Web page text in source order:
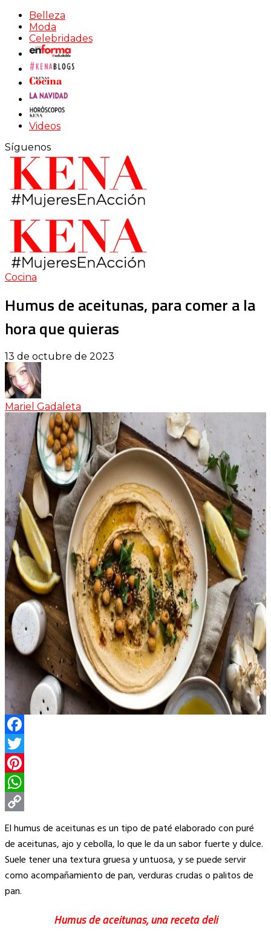
Belleza
Moda
Celebridades
Videos
Síguenos
Cocina
Humus de aceitunas, para comer a la
hora que quieras
13 de octubre de 2023
Mariel Gadaleta
Facebook
Twitter
Pinterest
WhatsApp
Copy
Link
El humus de aceitunas es un tipo de paté elaborado con puré
de aceitunas, ajo y cebolla, lo que le da un sabor fuerte y dulce.
Suele tener una textura gruesa y untuosa, y se puede servir
como acompañamiento de pan, verduras crudas o palitos de
pan.
Humus de aceitunas, una receta deli